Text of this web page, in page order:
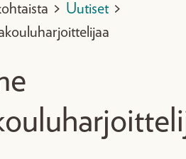
> Uutiset >